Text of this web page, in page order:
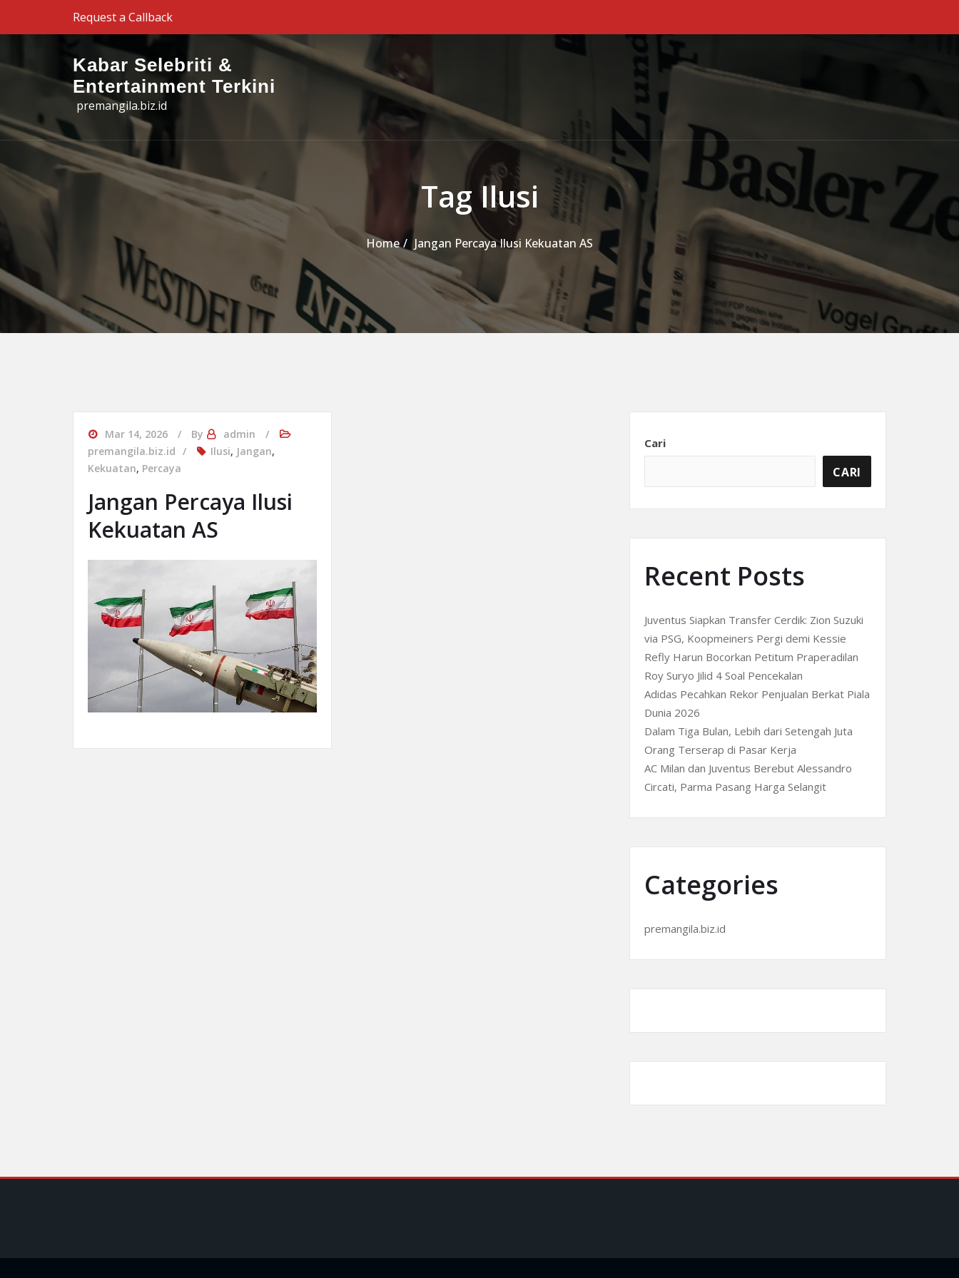
Skip to the contentRequest a Callback
Kabar Selebriti &
Entertainment Terkini
premangila.biz.id
Tag Ilusi
Home Jangan Percaya Ilusi Kekuatan AS
Mar 14, 2026 By
admin
premangila.biz.id
Ilusi, Jangan,
Kekuatan, Percaya
Jangan Percaya Ilusi
Kekuatan AS
Cari
CARI
Recent Posts
Juventus Siapkan Transfer Cerdik: Zion Suzuki
via PSG, Koopmeiners Pergi demi Kessie
Refly Harun Bocorkan Petitum Praperadilan
Roy Suryo Jilid 4 Soal Pencekalan
Adidas Pecahkan Rekor Penjualan Berkat Piala
Dunia 2026
Dalam Tiga Bulan, Lebih dari Setengah Juta
Orang Terserap di Pasar Kerja
AC Milan dan Juventus Berebut Alessandro
Circati, Parma Pasang Harga Selangit
Categories
premangila.biz.id